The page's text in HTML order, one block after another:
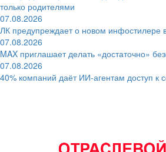
только родителями
07.08.2026
ЛК предупреждает о новом инфостилере
07.08.2026
MAX приглашает делать «достаточно»
07.08.2026
40% компаний даёт ИИ‑агентам доступ к